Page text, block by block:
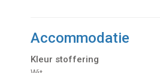
Accommodatie
Kleur stoffering